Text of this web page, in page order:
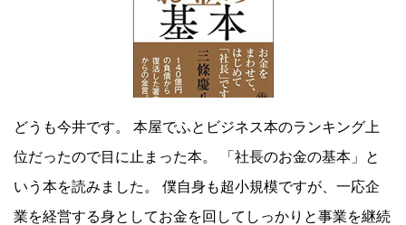
どうも今井です。 本屋でふとビジネス本のランキング上
位だったので目に止まった本。 「社長のお金の基本」と
いう本を読みました。 僕自身も超小規模ですが、一応企
業を経営する身としてお金を回してしっかりと事業を継続